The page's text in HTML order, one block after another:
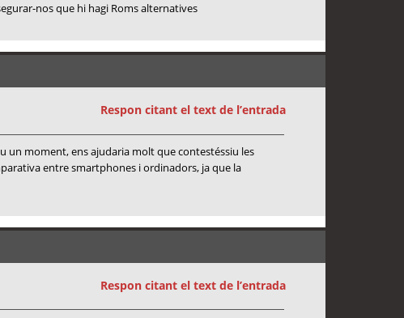
nos que hi hagi Roms alternatives
Respon citant el text de l’entrada
un moment, ens ajudaria molt que contestéssiu les
entre smartphones i ordinadors, ja que la
Respon citant el text de l’entrada